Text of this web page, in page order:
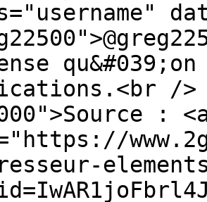
/>
: